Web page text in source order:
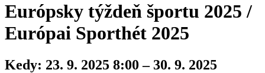
Európsky týždeň športu 2025 /
Európai Sporthét 2025
Kedy: 23. 9. 2025 8:00 – 30. 9. 2025